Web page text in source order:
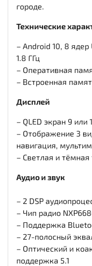
городе.
Технические
– Android 10, 8 ядер
1.8 ГГц
– Оперативная
– Встроенная
Дисплей
– QLED экран 9
– Отображение 3
навигация,
– Светлая и
Аудио и звук
– 2 DSP
– Чип радио
– Поддержка
– 27-полосный
– Оптический и
поддержка 5.1